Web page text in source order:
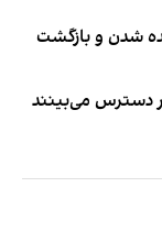
شدن و بازگشت
دسترس می‌بینند